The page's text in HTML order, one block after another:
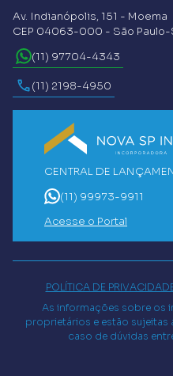
Av. Indianópolis, 151 - Moema
CEP 04063-000 - São Paulo-
(11) 97704-4343
(11) 2198-4950
CENTRAL DE
(11) 99973-9911
Acesse o Portal
POLÍTICA DE
As informações sobre os
proprietários e estão sujeitas
caso de dúvidas